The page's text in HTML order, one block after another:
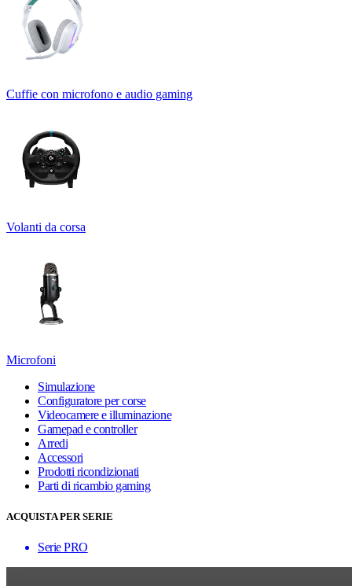
Cuffie con microfono e audio gaming
Volanti da corsa
Microfoni
Simulazione
Configuratore per corse
Videocamere e illuminazione
Gamepad e controller
Arredi
Accessori
Prodotti ricondizionati
Parti di ricambio gaming
ACQUISTA PER SERIE
Serie PRO